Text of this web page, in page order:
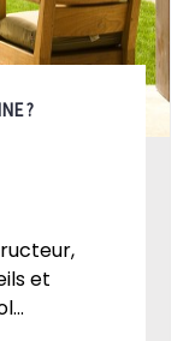
?
et